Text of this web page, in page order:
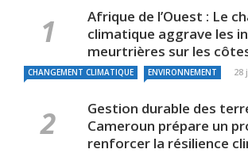
Afrique de l’Ouest : Le
climatique aggrave les
meurtrières sur les
CHANGEMENT CLIMATIQUE ENVIRONNEMENT 28
Gestion durable des
Cameroun prépare un
renforcer la résilience